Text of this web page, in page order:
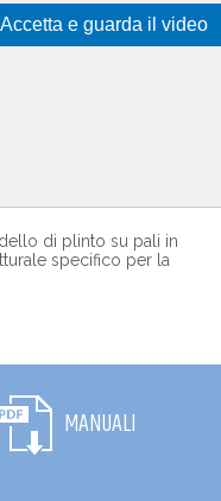
Accetta e guarda il video
di plinto su pali in
specifico per la
MANUALI